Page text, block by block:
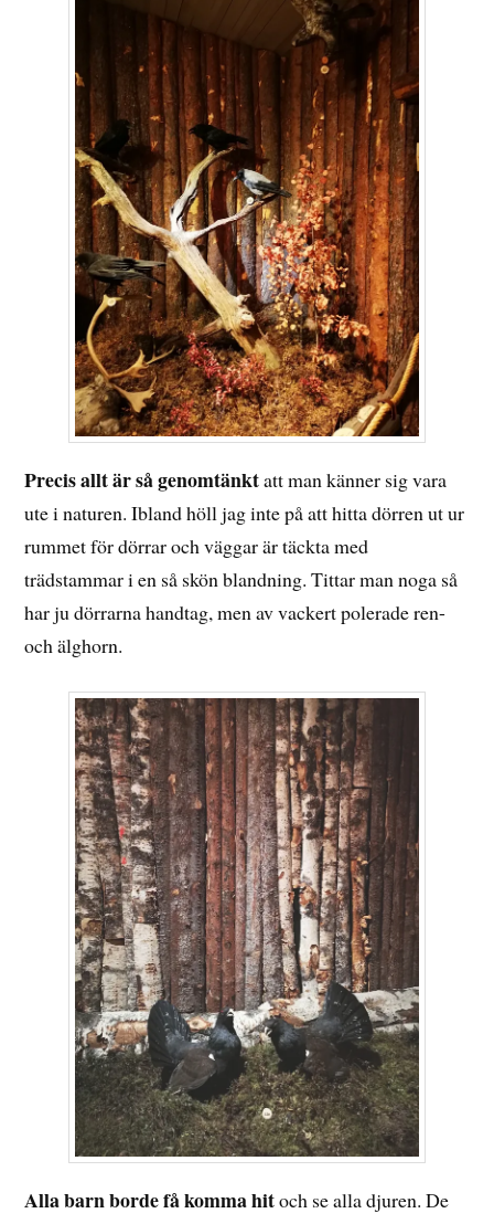
Precis allt är så genomtänktatt man känner sig vara
ute i naturen. Ibland höll jag inte på att hitta dörren ut ur
rummet för dörrar och väggar är täckta med
trädstammar i en så skön blandning. Tittar man noga så
har ju dörrarna handtag, men av vackert polerade ren-
och älghorn.
Alla barn borde få komma hitoch se alla djuren. De